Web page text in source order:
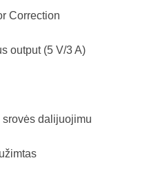
Correction
output (5 V/3 A)
srovės dalijuojimu